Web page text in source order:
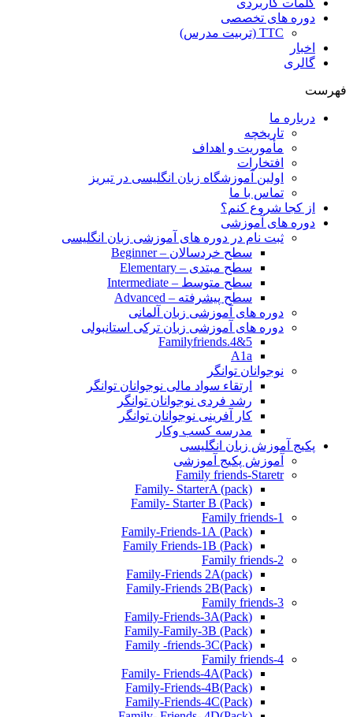
کلمات کاربردی
دوره های تخصصی
TTC (تربیت مدرس)
اخبار
گالری
فهرست
درباره ما
تاریخچه
مأموریت و اهداف
افتخارات
اولین آموزشگاه زبان انگلیسی در تبریز
تماس با ما
از کجا شروع کنم؟
دوره های آموزشی
ثبت نام در دوره های آموزشی زبان انگلیسی
سطح خردسالان – Beginner
سطح مبتدی – Elementary
سطح متوسط – Intermediate
سطح پیشرفته – Advanced
دوره های آموزشی زبان آلمانی
دوره های آموزشی زبان ترکی استانبولی
Familyfriends.4&5
A1a
نوجوانان توانگر
ارتقاء سواد مالی نوجوانان توانگر
رشد فردی نوجوانان توانگر
کار آفرینی نوجوانان توانگر
مدرسه کسب وکار
پکیج آموزش زبان انگلیسی
آموزش پکیج آموزشی
Family friends-Staretr
Family- StarterA (pack)
Family- Starter B (Pack)
Family friends-1
(Pack) Family-Friends-1A
(Pack) Family Friends-1B
Family friends-2
Family-Friends 2A(pack)
Family-Friends 2B(Pack)
Family friends-3
(Pack)Family-Friends-3A
Family-Family-3B (Pack)
Family -friends-3C(Pack)
Family friends-4
Family- Friends-4A(Pack)
Family-Friends-4B(Pack)
Family-Friends-4C(Pack)